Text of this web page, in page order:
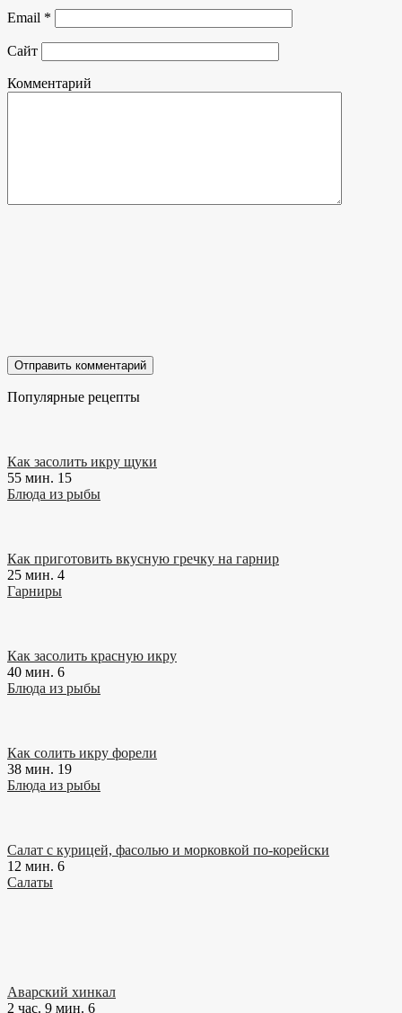
Email *
Сайт
Комментарий
Популярные рецепты
Как засолить икру щуки
55 мин. 15
Блюда из рыбы
Как приготовить вкусную гречку на гарнир
25 мин. 4
Гарниры
Как засолить красную икру
40 мин. 6
Блюда из рыбы
Как солить икру форели
38 мин. 19
Блюда из рыбы
Салат с курицей, фасолью и морковкой по-корейски
12 мин. 6
Салаты
Аварский хинкал
2 час. 9 мин. 6